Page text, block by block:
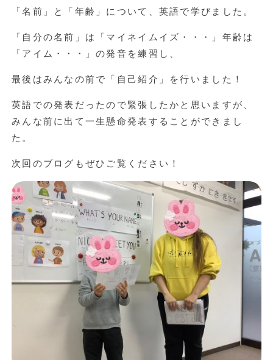
「名前」と「年齢」について、英語で学びました。
「自分の名前」は「マイネイムイズ・・・」年齢は
「アイム・・・」の発音を練習し、
最後はみんなの前で「自己紹介」を行いました！
英語での発表だったので緊張したかと思いますが、
みんな前に出て一生懸命発表することができまし
た。
次回のブログもぜひご覧ください！